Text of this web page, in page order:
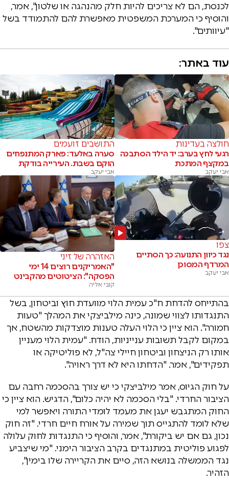
לכנסת, הם לא צריכים להיות חלק מהנהגה או שלטון", אמר,
והוסיף כי המערכת המשפטית מאפשרת להם להתמודד בשל
"עיוותים".
עוד באתר:
חולצה בעדינות
רגעי לחץ בערב: יד הילד הסתבכה
במקצף המתכת
אבי יעקב
התושבים זועמים
סערה באלעד: פארק המתנפחים
הוקם בשבת. העירייה בודקת
אבי יעקב
צפו
נגד כיוון התנועה: כך הסתיים
המרדף המסוכן
אבי יעקב
האזהרה של זיני
"האמריקנים רוצים 14 ימי
הפסקה": הציטוטים מהקבינט
קובי אליה
בהתייחס להדחת ח"כ עמית הלוי מוועדת חוץ וביטחון, בשל
התנגדותו לצווי שמונה, כינה מילביצקי את המהלך "טעות
חמורה". הוא ציין כי הלוי העלה טענות מוצדקות מהשטח, אך
במקום לקבל תשובות ענייניות, הודח. "עמית הלוי מעניין
אותו רק הניצחון וביטחון חיילי צה"ל, לא פוליטיקה או
תפקידים", אמר. "הדחתו היא לא דרך ראויה".
על חוק הגיוס, אמר מילביצקי כי יש צורך בהסכמה רחבה עם
הציבור החרדי. "בלי הסכמה לא יהיה כלום", הדגיש. הוא ציין כי
החוק המתגבש יעגן את מעמד לומדי התורה ויאפשר למי
שלא לומד להתגייס תוך שמירה על אורח חיים חרדי. "זה חוק
נכון, גם אם יש ביקורת", אמר, והוסיף כי התנגדות לחוק עלולה
לפגוע פוליטית במתנגדים בקרב הציבור הימני. "מי שיצביע
נגד הממשלה בנושא הזה, סיים את הקריירה שלו בימין",
הזהיר.